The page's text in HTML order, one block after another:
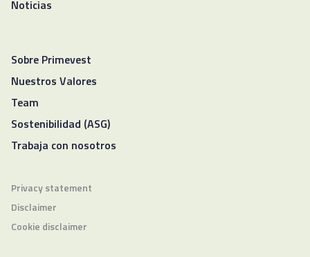
Noticias
Sobre Primevest
Nuestros Valores
Team
Sostenibilidad (ASG)
Trabaja con nosotros
Privacy statement
Disclaimer
Cookie disclaimer